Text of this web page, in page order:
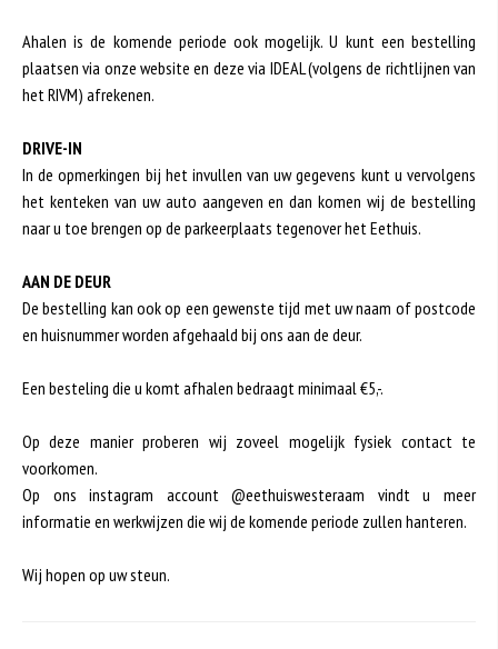
Ahalen is de komende periode ook mogelijk. U kunt een bestelling
plaatsen via onze website en deze via IDEAL (volgens de richtlijnen van
het RIVM) afrekenen.
DRIVE-IN
In de opmerkingen bij het invullen van uw gegevens kunt u vervolgens
het kenteken van uw auto aangeven en dan komen wij de bestelling
naar u toe brengen op de parkeerplaats tegenover het Eethuis.
AAN DE DEUR
De bestelling kan ook op een gewenste tijd met uw naam of postcode
en huisnummer worden afgehaald bij ons aan de deur.
Een besteling die u komt afhalen bedraagt minimaal €5,-.
Op deze manier proberen wij zoveel mogelijk fysiek contact te
voorkomen.
Op ons instagram account @eethuiswesteraam vindt u meer
informatie en werkwijzen die wij de komende periode zullen hanteren.
Wij hopen op uw steun.